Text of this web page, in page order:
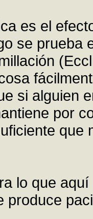
es el
se prueba
si alguien
por
que
lo que
produce